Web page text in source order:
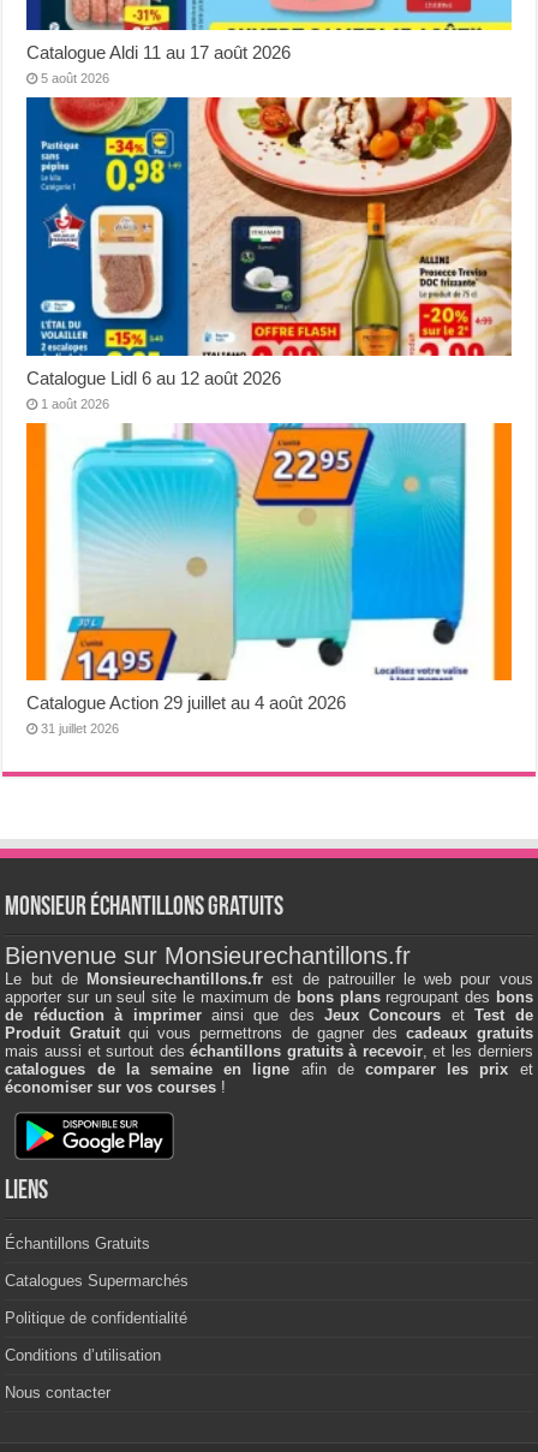
Catalogue Aldi 11 au 17 août 2026
5 août 2026
Catalogue Lidl 6 au 12 août 2026
1 août 2026
Catalogue Action 29 juillet au 4 août 2026
31 juillet 2026
Monsieur échantillons Gratuits
Bienvenue sur Monsieurechantillons.fr
Le but de Monsieurechantillons.fr est de patrouiller le web pour vous
apporter sur un seul site le maximum de bons plansregroupant des bons
de réduction à imprimerainsi que desJeux Concours etTest de
Produit Gratuitqui vous permettrons de gagner descadeaux gratuits
mais aussi et surtout deséchantillons gratuits à recevoir, et les derniers
catalogues de la semaine en ligne afin de comparer les prix et
économiser sur vos courses !
Liens
Échantillons Gratuits
Catalogues Supermarchés
Politique de confidentialité
Conditions d’utilisation
Nous contacter